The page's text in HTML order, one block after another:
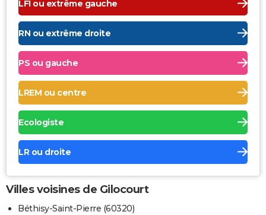
LFI ou extrême gauche
RN ou extrême droite
PS ou gauche
LREM ou centre
Ecologiste
LR ou droite
Villes voisines de Gilocourt
Béthisy-Saint-Pierre (60320)